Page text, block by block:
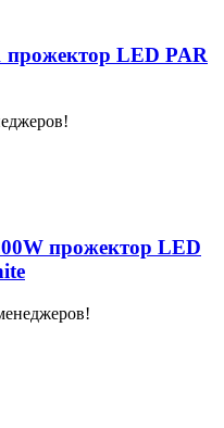
LED PAR
прожектор LED